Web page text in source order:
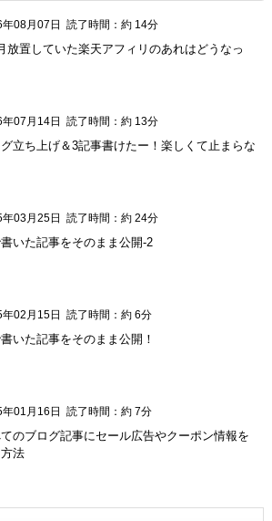
08月07日 読了時間：約 14分
放置していた楽天アフィリのあれはどうなっ
07月14日 読了時間：約 13分
立ち上げ＆3記事書けたー！楽しくて止まらな
03月25日 読了時間：約 24分
いた記事をそのまま公開-2
02月15日 読了時間：約 6分
いた記事をそのまま公開！
01月16日 読了時間：約 7分
のブログ記事にセール広告やクーポン情報を
法